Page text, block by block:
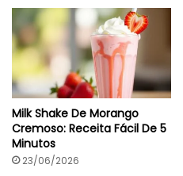
Milk Shake De Morango
Cremoso: Receita Fácil De 5
Minutos
23/06/2026